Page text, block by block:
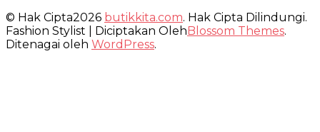
© Hak Cipta2026 butikkita.com. Hak Cipta Dilindungi.
Fashion Stylist | Diciptakan OlehBlossom Themes.
Ditenagai oleh WordPress.